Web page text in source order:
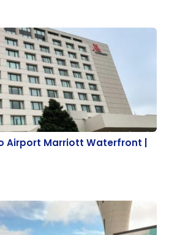
Airport Marriott Waterfront |
Airport Marriott Waterfront |